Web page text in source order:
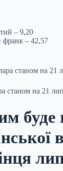
– 9,20
франк – 42,57
станом на 21
буде